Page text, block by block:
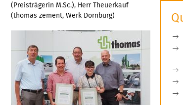
(Preisträgerin M.Sc.), Herr Theuerkauf
(thomas zement, Werk Dornburg)